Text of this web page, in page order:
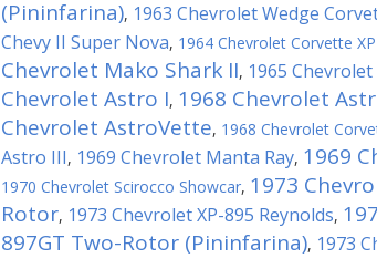
(Pininfarina), 1963 Chevrolet Wedge
Chevy II Super Nova, 1964 Chevrolet Corvette
Chevrolet Mako Shark II, 1965
Chevrolet Astro I, 1968 Chevrolet
Chevrolet AstroVette, 1968 Chevrolet
Astro III, 1969 Chevrolet Manta Ray, 1969
1970 Chevrolet Scirocco Showcar, 1973
Rotor, 1973 Chevrolet XP-895 Reynolds,
897GT Two-Rotor (Pininfarina), 1973